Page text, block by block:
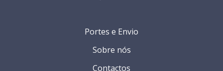
Portes e Envio
Sobre nós
Contactos